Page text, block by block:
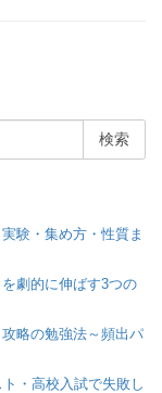
験・集め方・性質ま
劇的に伸ばす3つの
略の勉強法～頻出パ
・高校入試で失敗し